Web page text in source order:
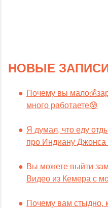
НОВЫЕ
Почему вы
много работаете😰
Я думал, что еду
про Индиану Джонса
Вы можете выйти
Видео из Кемера с
Почему вам стыдно,